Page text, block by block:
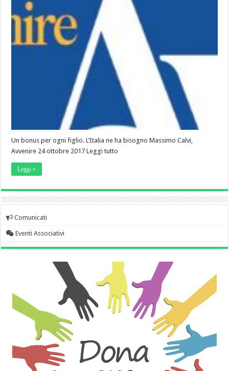
Un bonus per ogni figlio. L’Italia ne ha bisogno Massimo Calvi,
Avvenire 24 ottobre 2017 Leggi tutto
Leggi »
Comunicati
Eventi Associativi